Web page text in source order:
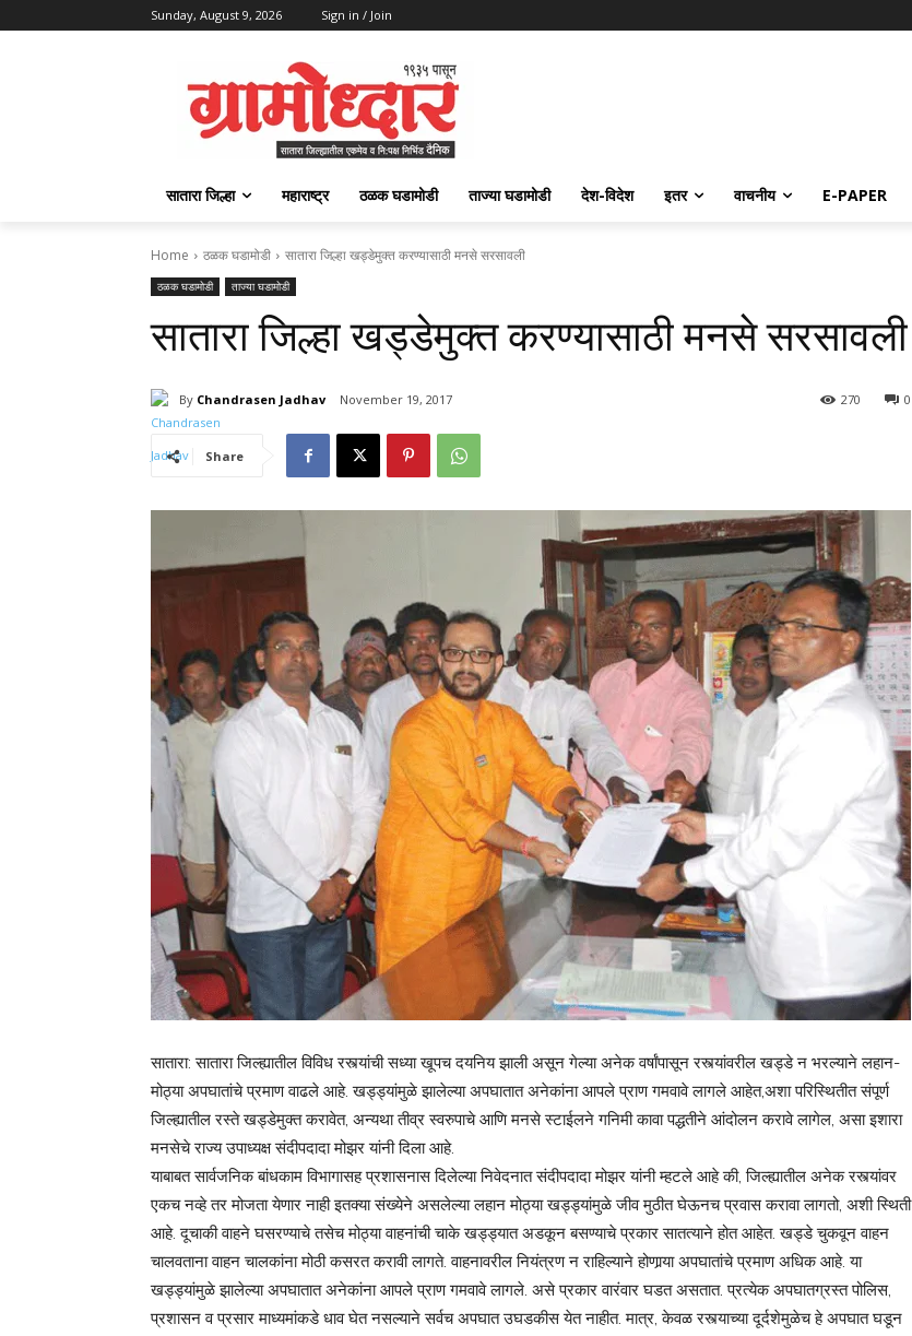
Sunday, August 9, 2026 Sign in / Join
सातारा जिल्हा महाराष्ट्र ठळक घडामोडी ताज्या घडामोडी देश-विदेश इतर वाचनीय E-PAPER
Home ठळक घडामोडी सातारा जिल्हा खड्डेमुक्त करण्यासाठी मनसे सरसावली
ठळक घडामोडी ताज्या घडामोडी
सातारा जिल्हा खड्डेमुक्त करण्यासाठी मनसे सरसावली
By Chandrasen Jadhav November 19, 2017 0
270
Share
सातारा: सातारा जिल्ह्यातील विविध रस्त्यांची सध्या खूपच दयनिय झाली असून गेल्या अनेक वर्षांपासून रस्त्यांवरील खड्डे न भरल्याने लहान-
मोठ्या अपघातांचे प्रमाण वाढले आहे. खड्ड्यांमुळे झालेल्या अपघातात अनेकांना आपले प्राण गमवावे लागले आहेत,अशा परिस्थितीत संपूर्ण
जिल्ह्यातील रस्ते खड्डेमुक्त करावेत, अन्यथा तीव्र स्वरुपाचे आणि मनसे स्टाईलने गनिमी कावा पद्धतीने आंदोलन करावे लागेल, असा इशारा
मनसेचे राज्य उपाध्यक्ष संदीपदादा मोझर यांनी दिला आहे.
याबाबत सार्वजनिक बांधकाम विभागासह प्रशासनास दिलेल्या निवेदनात संदीपदादा मोझर यांनी म्हटले आहे की, जिल्ह्यातील अनेक रस्त्यांवर
एकच नव्हे तर मोजता येणार नाही इतक्या संख्येने असलेल्या लहान मोठ्या खड्ड्यांमुळे जीव मुठीत घेऊनच प्रवास करावा लागतो, अशी स्थिती
आहे. दूचाकी वाहने घसरण्याचे तसेच मोठ्या वाहनांची चाके खड्ड्यात अडकून बसण्याचे प्रकार सातत्याने होत आहेत. खड्डे चुकवून वाहन
चालवताना वाहन चालकांना मोठी कसरत करावी लागते. वाहनावरील नियंत्रण न राहिल्याने होणार्‍या अपघातांचे प्रमाण अधिक आहे. या
खड्ड्यांमुळे झालेल्या अपघातात अनेकांना आपले प्राण गमवावे लागले. असे प्रकार वारंवार घडत असतात. प्रत्येक अपघातग्रस्त पोलिस,
प्रशासन व प्रसार माध्यमांकडे धाव घेत नसल्याने सर्वच अपघात उघडकीस येत नाहीत. मात्र, केवळ रस्त्याच्या दूर्दशेमुळेच हे अपघात घडून